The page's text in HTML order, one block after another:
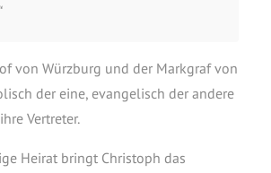
von Würzburg und der Markgraf von
der eine, evangelisch der andere
Vertreter.
Heirat bringt Christoph das